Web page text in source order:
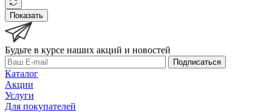
Показать
Будьте в курсе наших акций и новостей
Подписаться
Каталог
Акции
Услуги
Для покупателей